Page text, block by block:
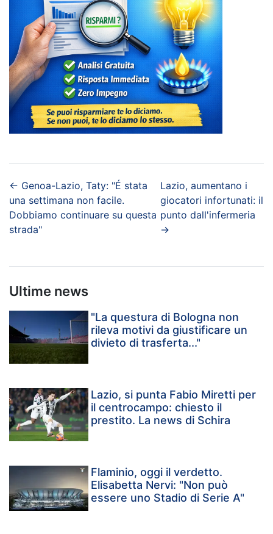
← Genoa-Lazio, Taty: "É stata
una settimana non facile.
Dobbiamo continuare su questa
strada"
Lazio, aumentano i
giocatori infortunati: il
punto dall'infermeria
→
Ultime news
"La questura di Bologna non
rileva motivi da giustificare un
divieto di trasferta..."
Lazio, si punta Fabio Miretti per
il centrocampo: chiesto il
prestito. La news di Schira
Flaminio, oggi il verdetto.
Elisabetta Nervi: "Non può
essere uno Stadio di Serie A"